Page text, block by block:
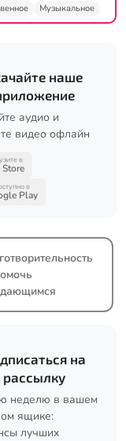
Музыкальное
наше
аудио и
видео офлайн
в
в
Play
на
рассылку
неделю в вашем
ящике:
лучших